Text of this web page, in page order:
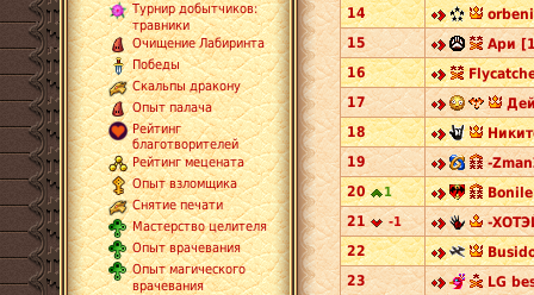
Турнир добытчиков:
травники
Очищение Лабиринта
Победы
Скальпы дракону
Опыт палача
Рейтинг
благотворителей
Рейтинг мецената
Опыт взломщика
Снятие печати
Мастерство целителя
Опыт врачевания
Опыт магического
врачевания
14
15
Ари
16
17
18
19
-
20
1
21
-1
-
22
23
LG